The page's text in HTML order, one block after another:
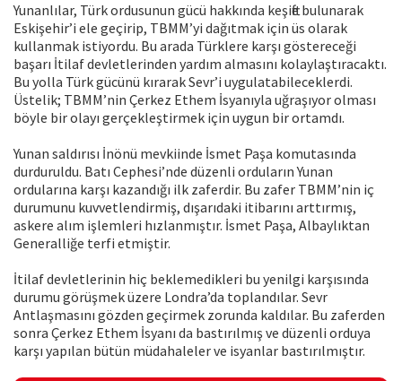
Yunanlılar, Türk ordusunun gücü hakkında keşifte bulunarak
Eskişehir’i ele geçirip, TBMM’yi dağıtmak için üs olarak
kullanmak istiyordu. Bu arada Türklere karşı göstereceği
başarı İtilaf devletlerinden yardım almasını kolaylaştıracaktı.
Bu yolla Türk gücünü kırarak Sevr’i uygulatabileceklerdi.
Üstelik; TBMM’nin Çerkez Ethem İsyanıyla uğraşıyor olması
böyle bir olayı gerçekleştirmek için uygun bir ortamdı.
Yunan saldırısı İnönü mevkiinde İsmet Paşa komutasında
durduruldu. Batı Cephesi’nde düzenli orduların Yunan
ordularına karşı kazandığı ilk zaferdir. Bu zafer TBMM’nin iç
durumunu kuvvetlendirmiş, dışarıdaki itibarını arttırmış,
askere alım işlemleri hızlanmıştır. İsmet Paşa, Albaylıktan
Generalliğe terfi etmiştir.
İtilaf devletlerinin hiç beklemedikleri bu yenilgi karşısında
durumu görüşmek üzere Londra’da toplandılar. Sevr
Antlaşmasını gözden geçirmek zorunda kaldılar. Bu zaferden
sonra Çerkez Ethem İsyanı da bastırılmış ve düzenli orduya
karşı yapılan bütün müdahaleler ve isyanlar bastırılmıştır.